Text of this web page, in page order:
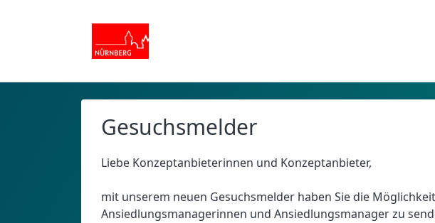
Gesuchsmelder
Liebe Konzeptanbieterinnen und Konzeptanbieter,
mit unserem neuen Gesuchsmelder haben Sie die
Ansiedlungsmanagerinnen und Ansiedlungsmanager zu